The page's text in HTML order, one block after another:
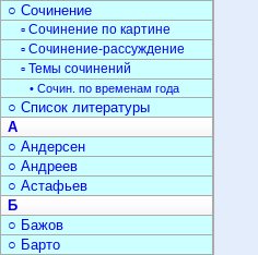
○ Сочинение
▫ Сочинение по картине
▫ Сочинение-рассуждение
▫ Темы сочинений
• Сочин. по временам года
○ Список литературы
А
○ Андерсен
○ Андреев
○ Астафьев
Б
○ Бажов
○ Барто